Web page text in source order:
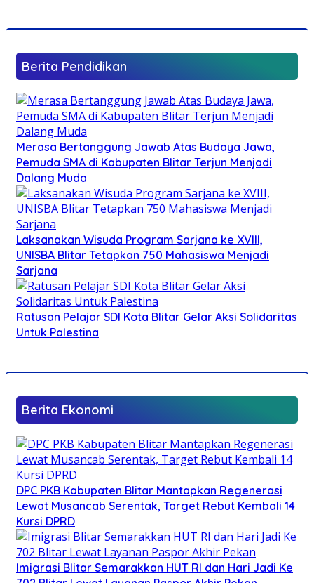
Berita Pendidikan
Merasa Bertanggung Jawab Atas Budaya Jawa,
Pemuda SMA di Kabupaten Blitar Terjun Menjadi
Dalang Muda
Laksanakan Wisuda Program Sarjana ke XVIII,
UNISBA Blitar Tetapkan 750 Mahasiswa Menjadi
Sarjana
Ratusan Pelajar SDI Kota Blitar Gelar Aksi Solidaritas
Untuk Palestina
Berita Ekonomi
DPC PKB Kabupaten Blitar Mantapkan Regenerasi
Lewat Musancab Serentak, Target Rebut Kembali 14
Kursi DPRD
Imigrasi Blitar Semarakkan HUT RI dan Hari Jadi Ke